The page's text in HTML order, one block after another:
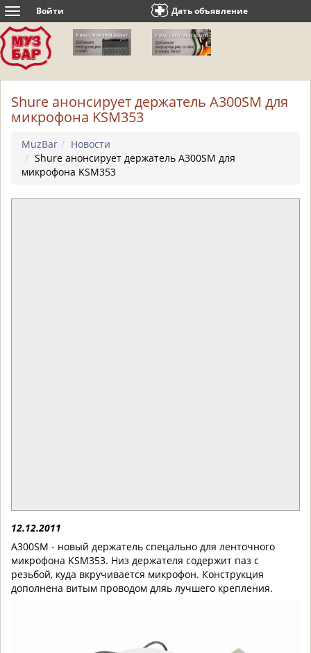
Toggle
navigation
Войти Дать объявление
Shure анонсирует держатель A300SM для
микрофона KSM353
MuzBar
Новости
Shure анонсирует держатель A300SM для
микрофона KSM353
12.12.2011
A300SM - новый держатель спецально для ленточного
микрофона KSM353. Низ держателя содержит паз с
резьбой, куда вкручивается микрофон. Конструкция
дополнена витым проводом дляь лучшего крепления.